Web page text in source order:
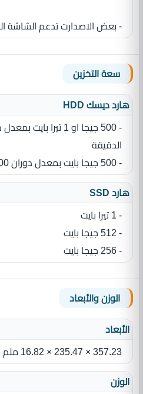
- بعض الاصدارت تدعم الشاشة
سعة التخزين
هارد ديسك HDD
الدقيقة
- 500 جيجا بايت بمعدل دوران 5400 لفة في الدقيقة
هارد SSD
- 1 تيرا بايت
- 512 جيجا بايت
- 256 جيجا بايت
الوزن والأبعاد
الأبعاد
357.23 × 235.47 × 16.82 ملم
الوزن